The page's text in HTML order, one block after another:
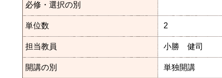
必修・選択の別
単位数 2
担当教員 小勝 健司
開講の別 単独開講